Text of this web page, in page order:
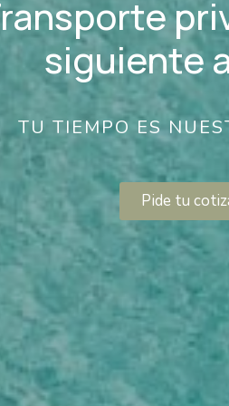
siguiente
TU TIEMPO ES
Pide tu